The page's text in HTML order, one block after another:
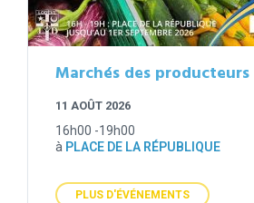
Marchés des producteurs
11 AOÛT 2026
16h00 -19h00
à PLACE DE LA RÉPUBLIQUE
PLUS D'ÉVÉNEMENTS